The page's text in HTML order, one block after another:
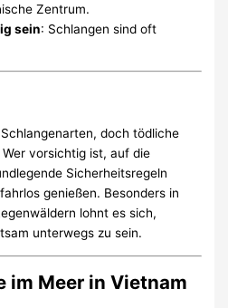
Zentrum.
sein: Schlangen sind oft
doch tödliche
vorsichtig ist, auf die
Sicherheitsregeln
genießen. Besonders in
lohnt es sich,
unterwegs zu sein.
im Meer in Vietnam